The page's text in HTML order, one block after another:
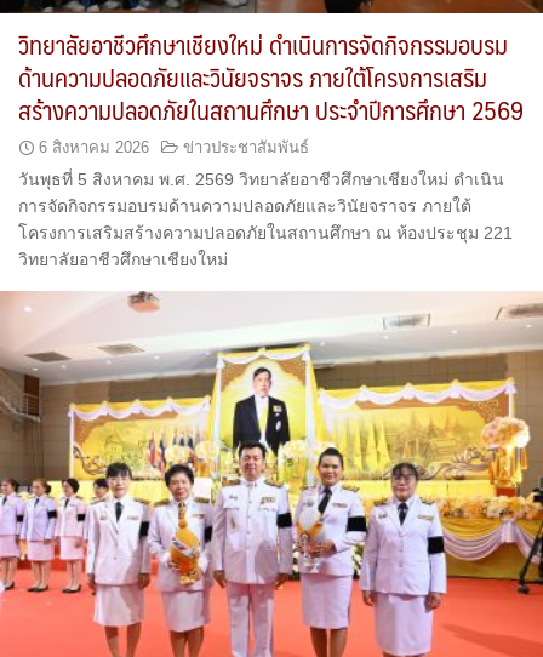
วิทยาลัยอาชีวศึกษาเชียงใหม่ ดำเนินการจัดกิจกรรมอบรม
ด้านความปลอดภัยและวินัยจราจร ภายใต้โครงการเสริม
สร้างความปลอดภัยในสถานศึกษา ประจำปีการศึกษา 2569
6 สิงหาคม 2026 ข่าวประชาสัมพันธ์
วันพุธที่ 5 สิงหาคม พ.ศ. 2569 วิทยาลัยอาชีวศึกษาเชียงใหม่ ดำเนิน
การจัดกิจกรรมอบรมด้านความปลอดภัยและวินัยจราจร ภายใต้
โครงการเสริมสร้างความปลอดภัยในสถานศึกษา ณ ห้องประชุม 221
วิทยาลัยอาชีวศึกษาเชียงใหม่